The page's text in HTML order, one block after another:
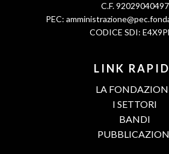
C.F. 92029040497
PEC:
CODICE SDI:
LINK
LA
I SETTORI
BANDI